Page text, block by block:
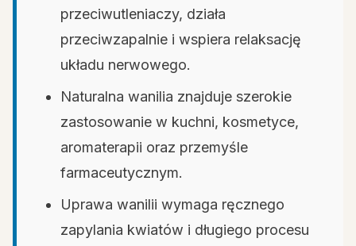
przeciwutleniaczy, działa
przeciwzapalnie i wspiera relaksację
układu nerwowego.
Naturalna wanilia znajduje szerokie
zastosowanie w kuchni, kosmetyce,
aromaterapii oraz przemyśle
farmaceutycznym.
Uprawa wanilii wymaga ręcznego
zapylania kwiatów i długiego procesu